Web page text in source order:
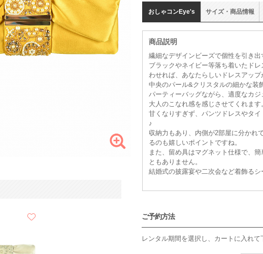
おしゃコンEye's
商品説明
繊細なデザインビーズで個性を引き出
ブラックやネイビー等落ち着いたド
わせれば、あなたらしいドレスアップ
中央のパール&クリスタルの細かな装
パーティーバッグながら、適度なカジ
大人のこなれ感を感じさせてくれます。
甘くなりすぎず、パンツドレスやタ
♪
収納力もあり、内側が2部屋に分かれ
るのも嬉しいポイントですね。
また、留め具はマグネット仕様で、
ともありません。
結婚式の披露宴や二次会など着飾るシ
サイズ・ 商品情報
ご予約方法
レンタル期間を選択し、カートに入れて